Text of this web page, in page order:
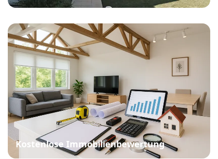
Kostenlose Immobilienbewertung